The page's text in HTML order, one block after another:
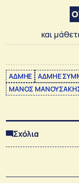
και
ΑΔΜΗΕ ΑΔΜΗΕ
ΜΑΝΟΣ
Σχόλια